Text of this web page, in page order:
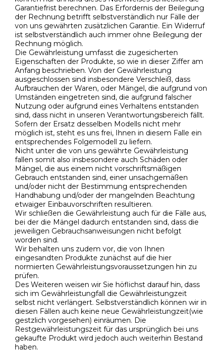
Garantiefrist berechnen. Das Erfordernis der Beilegung
der Rechnung betrifft selbstverständlich nur Fälle der
von uns gewährten zusätzlichen Garantie. Ein Widerruf
ist selbstverständlich auch immer ohne Beilegung der
Rechnung möglich.
Die Gewährleistung umfasst die zugesicherten
Eigenschaften der Produkte, so wie in dieser Ziffer am
Anfang beschrieben. Von der Gewährleistung
ausgeschlossen sind insbesondere Verschleiß, dass
Aufbrauchen der Waren, oder Mängel, die aufgrund von
Umständen eingetreten sind, die aufgrund falscher
Nutzung oder aufgrund eines Verhaltens entstanden
sind, dass nicht in unseren Verantwortungsbereich fällt.
Sofern der Ersatz desselben Modells nicht mehr
möglich ist, steht es uns frei, Ihnen in diesem Falle ein
entsprechendes Folgemodell zu liefern.
Nicht unter die von uns gewährte Gewährleistung
fallen somit also insbesondere auch Schäden oder
Mängel, die aus einem nicht vorschriftsmäßigen
Gebrauch entstanden sind, einer unsachgemäßen
und/oder nicht der Bestimmung entsprechenden
Handhabung und/oder der mangelnden Beachtung
etwaiger Einbauvorschriften resultieren.
Wir schließen die Gewährleistung auch für die Fälle aus,
bei der die Mängel dadurch entstanden sind, dass die
jeweiligen Gebrauchsanweisungen nicht befolgt
worden sind.
Wir behalten uns zudem vor, die von Ihnen
eingesandten Produkte zunächst auf die hier
normierten Gewährleistungsvoraussetzungen hin zu
prüfen.
Des Weiteren weisen wir Sie höflichst darauf hin, dass
sich im Gewährleistungfall die Gewährleistungzeit
selbst nicht verlängert. Selbstverständlich können wir in
diesen Fällen auch keine neue Gewährleistungzeit(wie
gestzlich vorgesehen) einräumen. Die
Restgewährleistungszeit für das ursprünglich bei uns
gekaufte Produkt wird jedoch auch weiterhin Bestand
haben.